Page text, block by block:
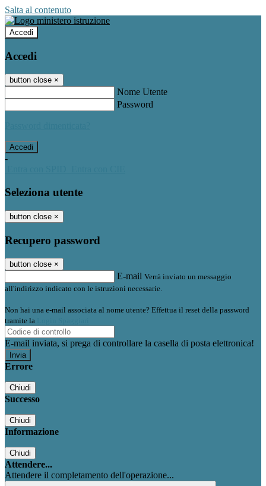
Salta al contenuto
Accedi
Accedi
button close ×
Nome Utente
Password
-
Seleziona utente
button close ×
Recupero password
button close ×
E-mail Verrà inviato un messaggio
all'indirizzo indicato con le istruzioni necessarie.
Non hai una e-mail associata al nome utente? Effettua il reset della password
tramite la
E-mail inviata, si prega di controllare la casella di posta elettronica!
Errore
Chiudi
Successo
Chiudi
Informazione
Chiudi
Attendere...
Attendere il completamento dell'operazione...